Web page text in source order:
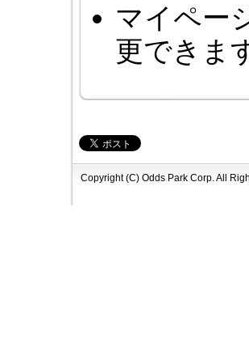
マイペー
更できま
Copyright (C) Odds Park Corp. All